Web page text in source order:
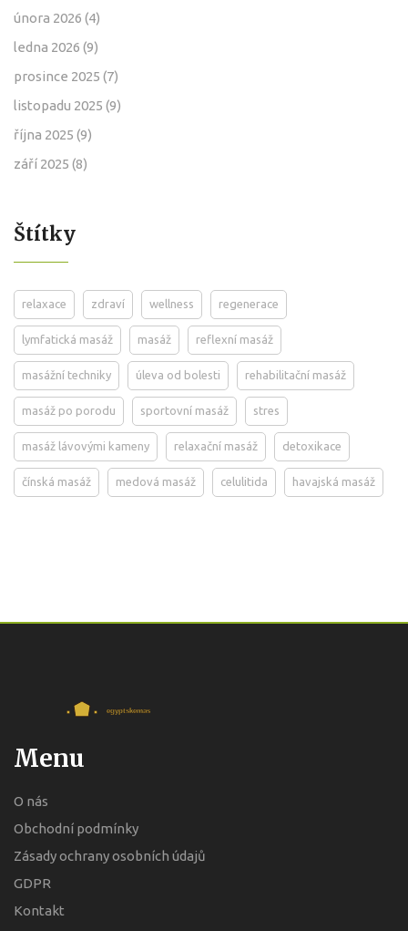
února 2026 (4)
ledna 2026 (9)
prosince 2025 (7)
listopadu 2025 (9)
října 2025 (9)
září 2025 (8)
Štítky
relaxace zdraví wellness regenerace
lymfatická masáž masáž reflexní masáž
masážní techniky úleva od bolesti rehabilitační masáž
masáž po porodu sportovní masáž stres
masáž lávovými kameny relaxační masáž detoxikace
čínská masáž medová masáž celulitida havajská masáž
Menu
O nás
Obchodní podmínky
Zásady ochrany osobních údajů
GDPR
Kontakt